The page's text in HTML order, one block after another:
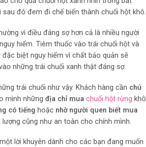
sau đó đem đi chế biến thành chuối hột khô.
vì điều đáng sợ hơn cả là nhiều người
hiểm. Tiêm thuốc vào trái chuối hột và
biệt nguy hiểm vì chất bảo quản sẽ
những trái chuối xanh thật đáng sợ.
trái chuối như vậy. Khách hàng cần chú
mình những địa chỉ mua chuối hột rừng khô
có tiếng hoặc nhờ người quen biết mua
cũng như an toàn cho chính mình.
lời khuyên dành cho các bạn đang muốn